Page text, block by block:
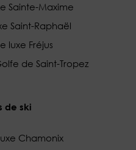
Sainte-Maxime
Saint-Raphaël
luxe Fréjus
de Saint-Tropez
de ski
Chamonix